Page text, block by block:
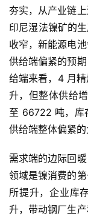
夯实，从产业链
印尼湿法镍矿的
收窄，新能源电
供给端偏紧的预
给端来看，4 月
升，但整体供给
至 66722 吨，库
供给端整体偏紧的
需求端的边际回
领域是镍消费的
所提升，企业库
升，带动钢厂生